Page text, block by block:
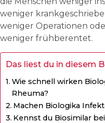
weniger
weniger Operationen
weniger frühberentet.
Das liest du in diesem
Wie schnell wirken
Rheuma?
Machen Biologika
Kennst du Biosimilar